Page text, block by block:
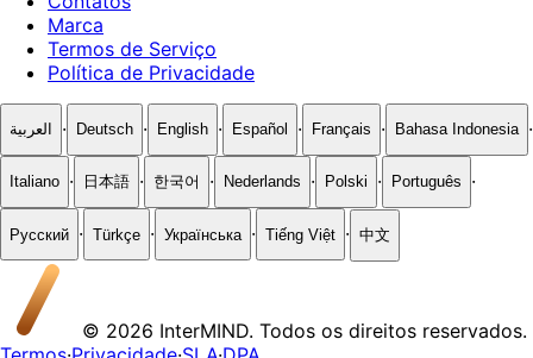
Marca
Termos de Serviço
Política de Privacidade
العربية · Deutsch · English · Español · Français · Bahasa Indonesia ·
Italiano · 日本語 · 한국어 · Nederlands · Polski · Português ·
Русский · Türkçe · Українська · Tiếng Việt · 中文
© 2026 InterMIND. Todos os direitos reservados.